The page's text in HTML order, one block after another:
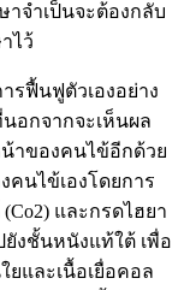
าจำเป็นจะต้องกลับ
ไว้
รฟื้นฟูตัวเองอย่าง
นอกจากจะเห็นผล
าของคนไข้อีกด้วย
นไข้เองโดยการ
และกรดไฮยา
ยังชั้นหนังแท้ใต้ เพื่อ
ยและเนื้อเยื่อคอล